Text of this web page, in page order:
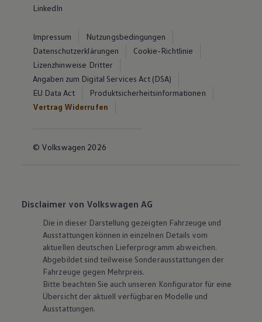
LinkedIn
Impressum
Nutzungsbedingungen
Datenschutzerklärungen
Cookie-Richtlinie
Lizenzhinweise Dritter
Angaben zum Digital Services Act (DSA)
EU Data Act
Produktsicherheitsinformationen
Vertrag Widerrufen
© Volkswagen 2026
Disclaimer von Volkswagen AG
Die in dieser Darstellung gezeigten Fahrzeuge und
Ausstattungen können in einzelnen Details vom
aktuellen deutschen Lieferprogramm abweichen.
Abgebildet sind teilweise Sonderausstattungen der
Fahrzeuge gegen Mehrpreis.
Bitte beachten Sie auch unseren Konfigurator für eine
Übersicht der aktuell verfügbaren Modelle und
Ausstattungen.